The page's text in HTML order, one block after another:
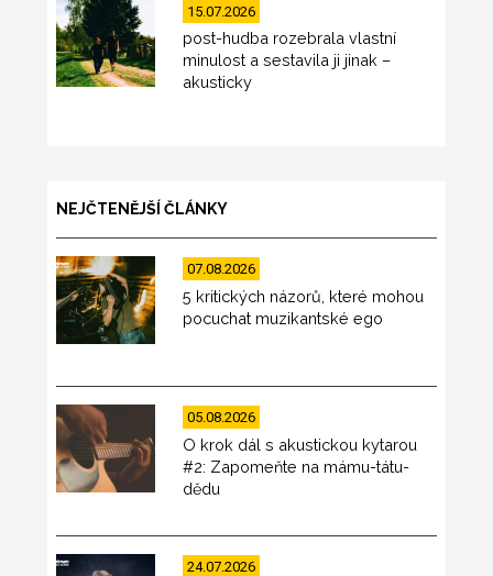
15.07.2026
post-hudba rozebrala vlastní
minulost a sestavila ji jinak –
akusticky
NEJČTENĚJŠÍ ČLÁNKY
07.08.2026
5 kritických názorů, které mohou
pocuchat muzikantské ego
05.08.2026
O krok dál s akustickou kytarou
#2: Zapomeňte na mámu-tátu-
dědu
24.07.2026